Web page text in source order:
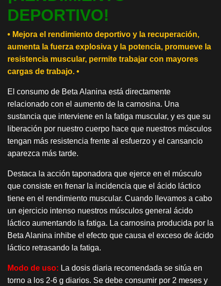
DEPORTIVO!
• Mejora el rendimiento deportivo y la recuperación,
aumenta la fuerza explosiva y la potencia, promueve la
resistencia muscular, permite trabajar con mayores
cargas de trabajo. •
El consumo de Beta Alanina está directamente
relacionado con el aumento de la carnosina. Una
sustancia que interviene en la fatiga muscular, y es que su
liberación por nuestro cuerpo hace que nuestros músculos
tengan más resistencia frente al esfuerzo y el cansancio
aparezca más tarde.
Destaca la acción taponadora que ejerce en el músculo
que consiste en frenar la incidencia que el ácido láctico
tiene en el rendimiento muscular. Cuando llevamos a cabo
un ejercicio intenso nuestros músculos general ácido
láctico aumentando la fatiga. La carnosina producida por la
Beta Alanina inhibe el efecto que causa el exceso de ácido
láctico retrasando la fatiga.
Modo de uso: La dosis diaria recomendada se sitúa en
torno a los 2-6 g diarios. Se debe consumir por 2 meses y